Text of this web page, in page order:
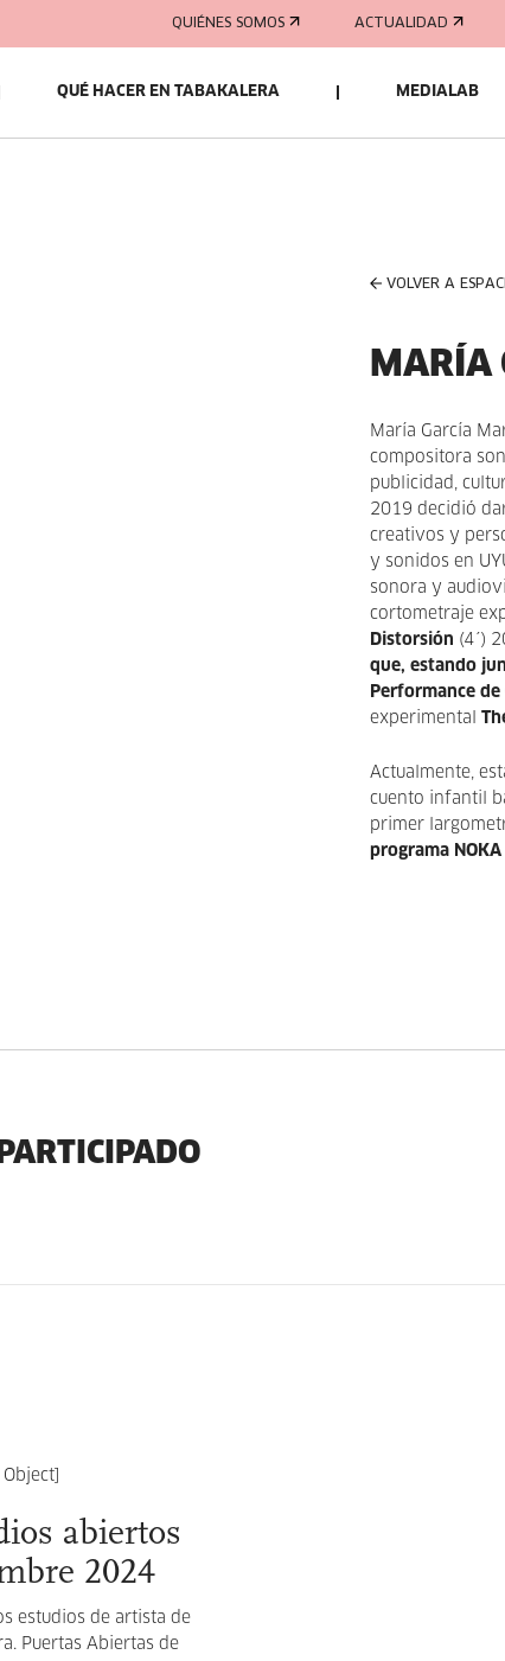
QUIÉNES SOMOS ACTUALIDAD
QUÉ HACER EN TABAKALERA MEDIALAB
VOLVER A
MARÍA
María García
compositora
publicidad,
2019 decidió
creativos y
y sonidos en
sonora y
cortometraje
Distorsión (4´)
que, estando
Performance de
experimental
Actualmente,
cuento infantil
primer
programa
abiertos
2024
estudios de artista de
Puertas Abiertas de